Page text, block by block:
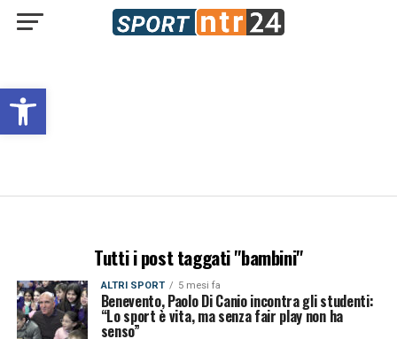
Open toolbar
Tutti i post taggati "bambini"
ALTRI SPORT 5 mesi fa
Benevento, Paolo Di Canio incontra gli studenti:
“Lo sport è vita, ma senza fair play non ha
senso”